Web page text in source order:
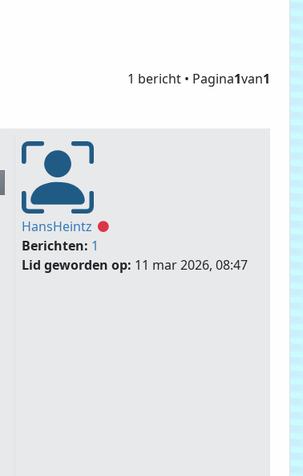
1 bericht • Pagina1van1
HansHeintz Offline
Berichten: 1
Lid geworden op: 11 mar 2026, 08:47